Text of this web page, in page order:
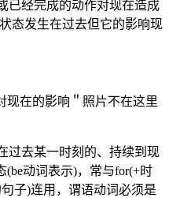
已经完成的动作对现在造成
态发生在过去但它的影响现
现在的影响＂照片不在这里
过去某一时刻的、持续到现
动词表示)，常与for(+时
子)连用，谓语动词必须是